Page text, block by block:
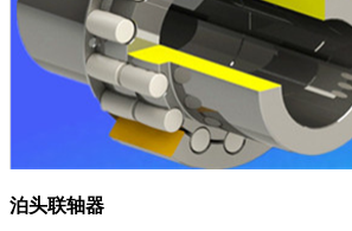
泊头联轴器